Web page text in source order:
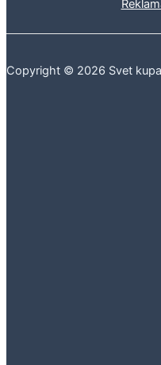
Copyright © 2026 Svet